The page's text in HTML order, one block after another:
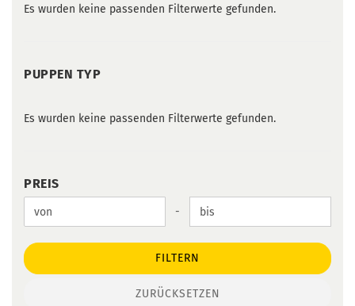
Es wurden keine passenden Filterwerte gefunden.
PUPPEN
PUPPEN TYP
Es wurden keine passenden Filterwerte gefunden.
PREIS
PREIS
Preis bis -
FILTERN
ZURÜCKSETZEN